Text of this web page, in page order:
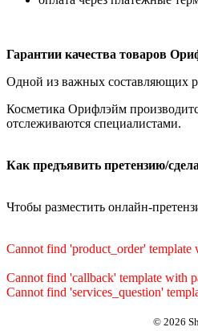
Гарантии качества товаров
Одной из важных составляющих
Косметика Орифлэйм
отслеживаются специалистами.
Как предъявить претензию/
Чтобы разместить онлайн-
Cannot find 'product_order' template
Cannot find 'callback' template with
Cannot find 'services_question'
© 2026